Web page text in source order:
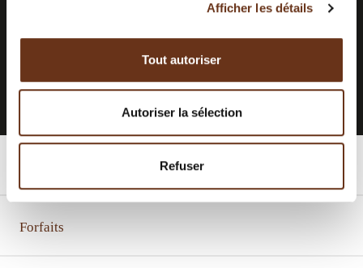
Afficher les détails
Tout autoriser
Autoriser la sélection
Refuser
S'INSCRIRE À L'INFOLETTRE
Forfaits